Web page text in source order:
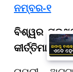
ନମ୍ବର-୧
ବିଶ୍ୱର
କୀର୍ତ୍ତିମାନ